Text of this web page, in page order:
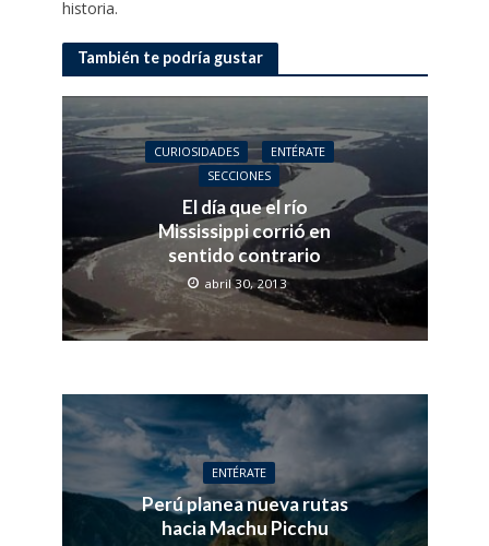
historia.
También te podría gustar
CURIOSIDADES
ENTÉRATE
SECCIONES
El día que el río
Mississippi corrió en
sentido contrario
abril 30, 2013
ENTÉRATE
Perú planea nueva rutas
hacia Machu Picchu